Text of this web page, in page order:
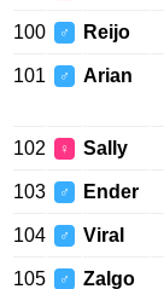
100 ♂ Reijo
101 ♂ Arian
102 ♀ Sally
103 ♂ Ender
104 ♂ Viral
105 ♂ Zalgo